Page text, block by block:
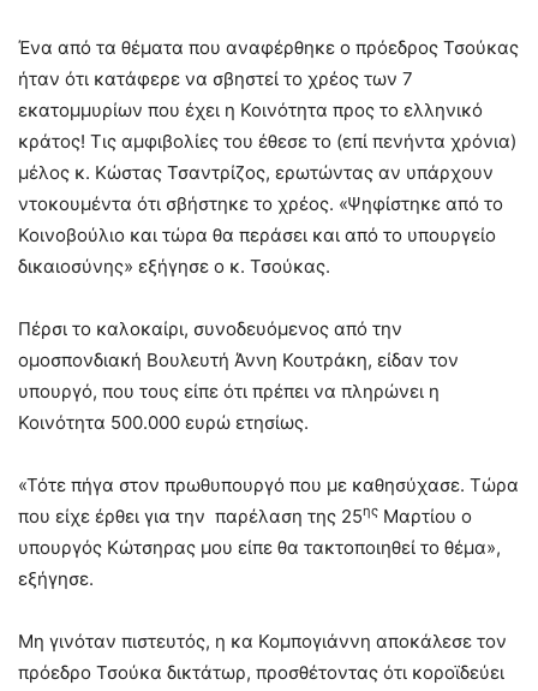
Ένα από τα θέματα που αναφέρθηκε ο πρόεδρος Τσούκας
ήταν ότι κατάφερε να σβηστεί το χρέος των 7
εκατομμυρίων που έχει η Κοινότητα προς το ελληνικό
κράτος! Τις αμφιβολίες του έθεσε το (επί πενήντα χρόνια)
μέλος κ. Κώστας Τσαντρίζος, ερωτώντας αν υπάρχουν
ντοκουμέντα ότι σβήστηκε το χρέος. «Ψηφίστηκε από το
Κοινοβούλιο και τώρα θα περάσει και από το υπουργείο
δικαιοσύνης» εξήγησε ο κ. Τσούκας.
Πέρσι το καλοκαίρι, συνοδευόμενος από την
ομοσπονδιακή Βουλευτή Άννη Κουτράκη, είδαν τον
υπουργό, που τους είπε ότι πρέπει να πληρώνει η
Κοινότητα 500.000 ευρώ ετησίως.
«Τότε πήγα στον πρωθυπουργό που με καθησύχασε. Τώρα
που είχε έρθει για την παρέλαση της 25ης Μαρτίου ο
υπουργός Κώτσηρας μου είπε θα τακτοποιηθεί το θέμα»,
εξήγησε.
Μη γινόταν πιστευτός, η κα Κομπογιάννη αποκάλεσε τον
πρόεδρο Τσούκα δικτάτωρ, προσθέτοντας ότι κοροϊδεύει